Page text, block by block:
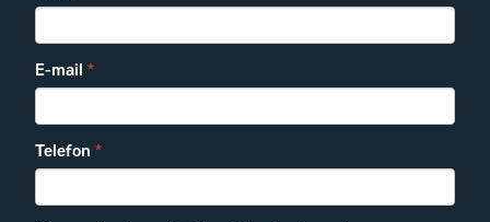
E-mail*
Telefon*